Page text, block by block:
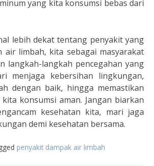
yang kita konsumsi bebas dari
lebih dekat tentang penyakit yang
air limbah, kita sebagai masyarakat
langkah-langkah pencegahan yang
menjaga kebersihan lingkungan,
dengan baik, hingga memastikan
konsumsi aman. Jangan biarkan
kesehatan kita, mari jaga
demi kesehatan bersama.
penyakit dampak air limbah